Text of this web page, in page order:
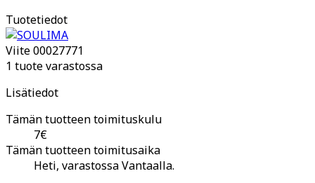
Tuotetiedot
Viite00027771
1 tuote varastossa
Lisätiedot
Tämän tuotteen toimituskulu
7€
Tämän tuotteen toimitusaika
Heti, varastossa Vantaalla.